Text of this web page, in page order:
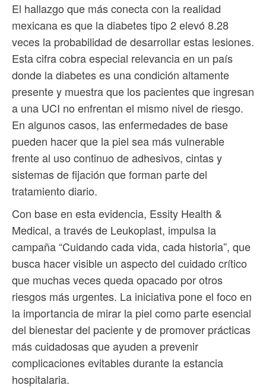
El hallazgo que más conecta con la realidad
mexicana es que la diabetes tipo 2 elevó 8.28
veces la probabilidad de desarrollar estas lesiones.
Esta cifra cobra especial relevancia en un país
donde la diabetes es una condición altamente
presente y muestra que los pacientes que ingresan
a una UCI no enfrentan el mismo nivel de riesgo.
En algunos casos, las enfermedades de base
pueden hacer que la piel sea más vulnerable
frente al uso continuo de adhesivos, cintas y
sistemas de fijación que forman parte del
tratamiento diario.
Con base en esta evidencia, Essity Health &
Medical, a través de Leukoplast, impulsa la
campaña “Cuidando cada vida, cada historia”, que
busca hacer visible un aspecto del cuidado crítico
que muchas veces queda opacado por otros
riesgos más urgentes. La iniciativa pone el foco en
la importancia de mirar la piel como parte esencial
del bienestar del paciente y de promover prácticas
más cuidadosas que ayuden a prevenir
complicaciones evitables durante la estancia
hospitalaria.